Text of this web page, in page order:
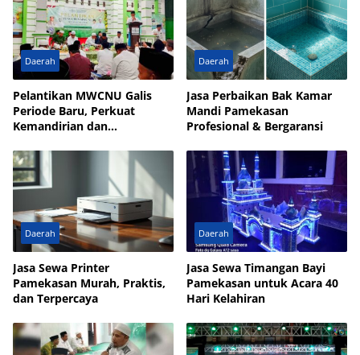
Daerah
Pelantikan MWCNU Galis
Periode Baru, Perkuat
Kemandirian dan
Daerah
Jasa Perbaikan Bak Kamar
Mandi Pamekasan
Profesional & Bergaransi
Daerah
Jasa Sewa Printer
Pamekasan Murah, Praktis,
dan Terpercaya
Daerah
Jasa Sewa Timangan Bayi
Pamekasan untuk Acara 40
Hari Kelahiran